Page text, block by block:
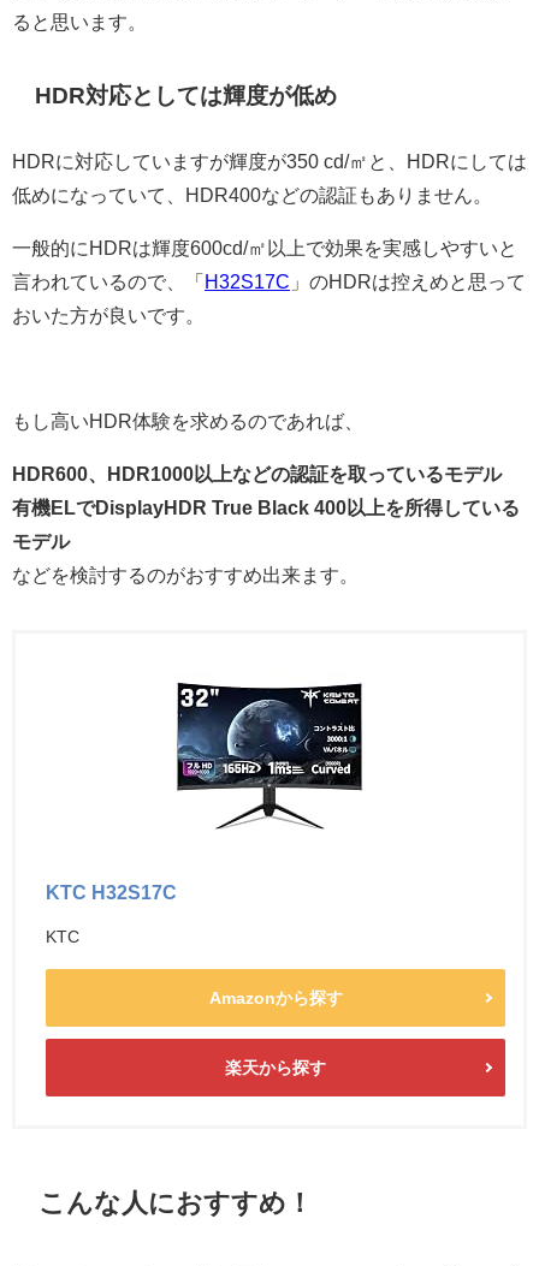
ると思います。
HDR対応としては輝度が低め
HDRに対応していますが輝度が350 cd/㎡と、HDRにしては
低めになっていて、HDR400などの認証もありません。
一般的にHDRは輝度600cd/㎡以上で効果を実感しやすいと
言われているので、「 H32S17C 」のHDRは控えめと思って
おいた方が良いです。
もし高いHDR体験を求めるのであれば、
HDR600、HDR1000以上などの認証を取っているモデル
有機ELでDisplayHDR True Black 400以上を所得している
モデル
などを検討するのがおすすめ出来ます。
KTC H32S17C
KTC
Amazonから探す
楽天から探す
こんな人におすすめ！